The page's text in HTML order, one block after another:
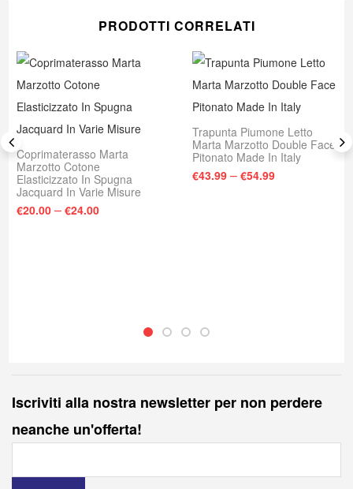
PRODOTTI CORRELATI
Coprimaterasso Marta
Marzotto Cotone
Elasticizzato In Spugna
Jacquard In Varie Misure
€20.00 – €24.00
Trapunta Piumone Letto
Marta Marzotto Double Face
Pitonato Made In Italy
€43.99 – €54.99
Iscriviti alla nostra newsletter per non perdere
neanche un'offerta!